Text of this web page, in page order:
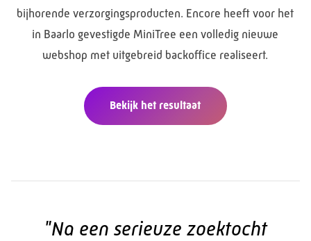
bijhorende verzorgingsproducten. Encore heeft voor het
in Baarlo gevestigde MiniTree een volledig nieuwe
webshop met uitgebreid backoffice realiseert.
Bekijk het resultaat
"Na een serieuze zoektocht